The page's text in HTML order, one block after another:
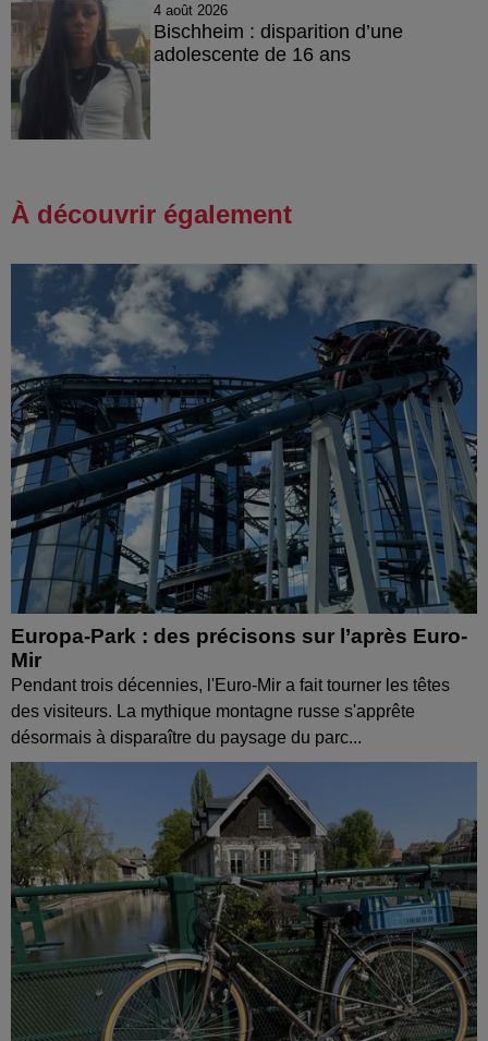
4 août 2026
Bischheim : disparition d’une
adolescente de 16 ans
À découvrir également
Europa-Park : des précisons sur l’après Euro-
Mir
Pendant trois décennies, l'Euro-Mir a fait tourner les têtes
des visiteurs. La mythique montagne russe s'apprête
désormais à disparaître du paysage du parc...